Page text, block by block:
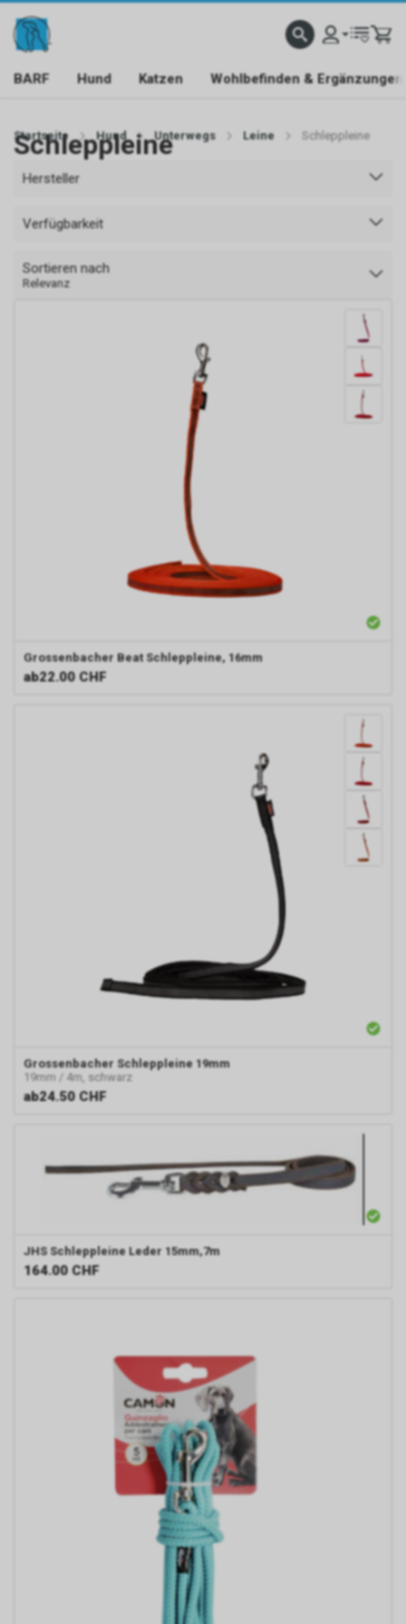
BARF Hund Katzen Wohlbefinden & Ergänzungen
Startseite Hund Unterwegs Leine Schleppleine
Schleppleine
Hersteller
Verfügbarkeit
Sortieren nach
Relevanz
Grossenbacher Beat Schleppleine, 16mm
ab22.00 CHF
Grossenbacher Schleppleine 19mm
19mm / 4m, schwarz
ab24.50 CHF
JHS Schleppleine Leder 15mm,7m
164.00 CHF